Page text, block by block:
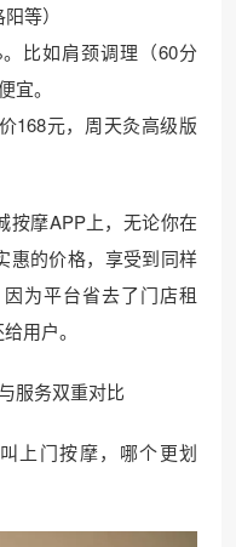
等）
比如肩颈调理（60分
宜。
168元，周天灸高级版
按摩APP上，无论你在
惠的价格，享受到同样
为平台省去了门店租
用户。
服务双重对比
上门按摩，哪个更划